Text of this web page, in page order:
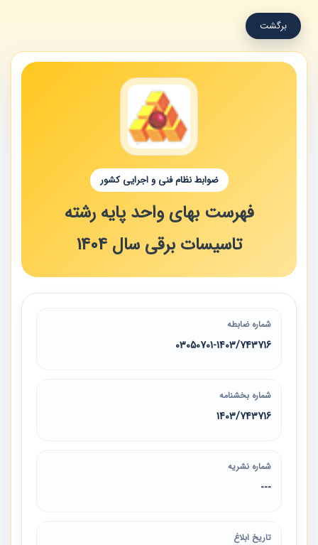
برگشت
ضوابط نظام فنی و اجرایی کشور
فهرست بهای واحد پایه رشته
تاسیسات برقی سال 1404
شماره ضابطه
03050701-1403/743716
شماره بخشنامه
1403/743716
شماره نشریه
---
تاریخ ابلاغ